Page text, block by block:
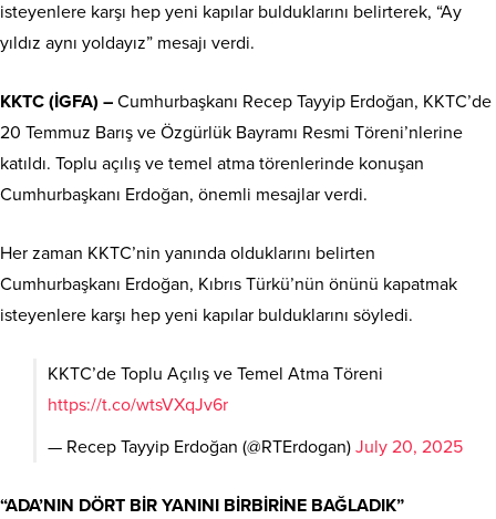
isteyenlere karşı hep yeni kapılar bulduklarını belirterek, “Ay
yıldız aynı yoldayız” mesajı verdi.
KKTC (İGFA) – Cumhurbaşkanı Recep Tayyip Erdoğan, KKTC’de
20 Temmuz Barış ve Özgürlük Bayramı Resmi Töreni’nlerine
katıldı. Toplu açılış ve temel atma törenlerinde konuşan
Cumhurbaşkanı Erdoğan, önemli mesajlar verdi.
Her zaman KKTC’nin yanında olduklarını belirten
Cumhurbaşkanı Erdoğan, Kıbrıs Türkü’nün önünü kapatmak
isteyenlere karşı hep yeni kapılar bulduklarını söyledi.
KKTC’de Toplu Açılış ve Temel Atma Töreni
https://t.co/wtsVXqJv6r
— Recep Tayyip Erdoğan (@RTErdogan) July 20, 2025
“ADA’NIN DÖRT BİR YANINI BİRBİRİNE BAĞLADIK”